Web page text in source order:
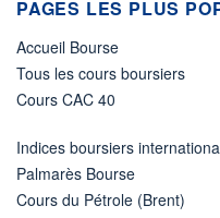
PAGES LES PLUS
Accueil Bourse
Tous les cours boursiers
Cours CAC 40
Indices boursiers
Palmarès Bourse
Cours du Pétrole (Brent)